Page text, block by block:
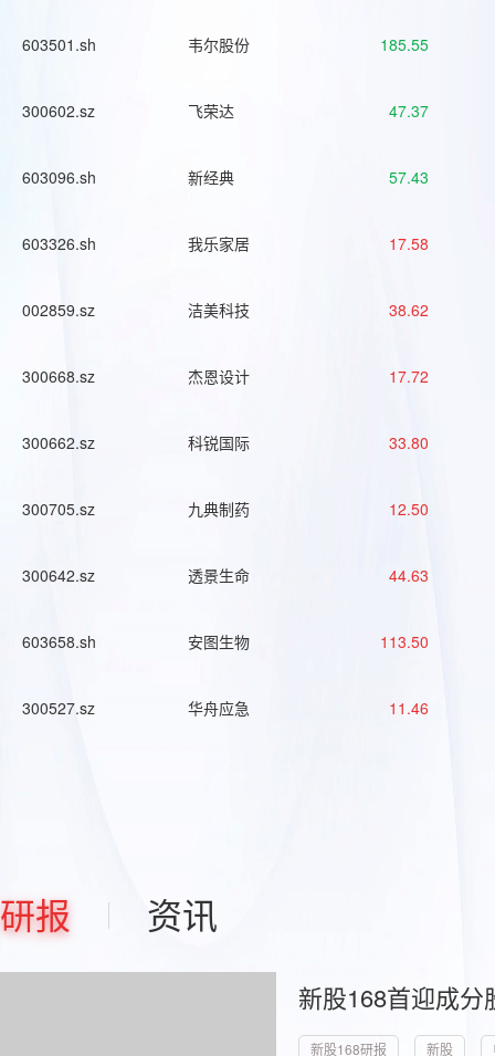
603501.sh 韦尔股份 185.55
300602.sz 飞荣达 47.37
603096.sh 新经典 57.43
603326.sh 我乐家居 17.58
002859.sz 洁美科技 38.62
300668.sz 杰恩设计 17.72
300662.sz 科锐国际 33.80
300705.sz 九典制药 12.50
300642.sz 透景生命 44.63
603658.sh 安图生物 113.50
300527.sz 华舟应急 11.46
研报 资讯
新股168首迎成
新股168研报 新股